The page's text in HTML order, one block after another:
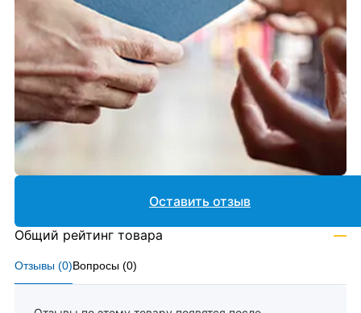
Отзывы (0)Вопросы (0)
Оставить отзыв
Общий рейтинг товара —